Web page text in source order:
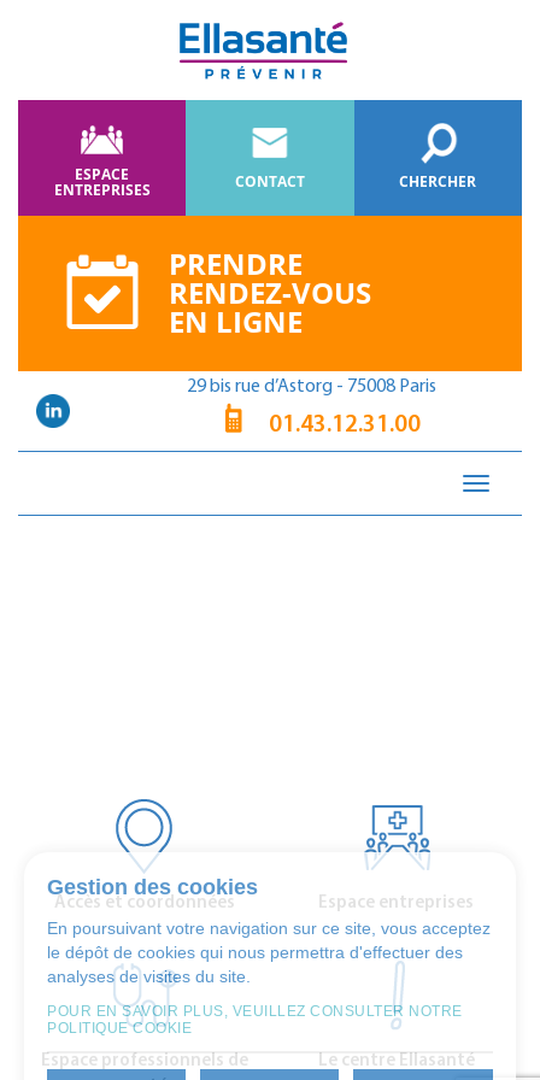
ESPACE
ENTREPRISES CONTACT CHERCHER
PRENDRE
RENDEZ-VOUS
EN LIGNE
29 bis rue d’Astorg - 75008 Paris
01.43.12.31.00
Toggle
Accès et coordonnées Espace entreprises
Espace professionnels de
Le centre Ellasanté
Gestion des cookies
En poursuivant votre navigation sur ce site, vous acceptez
le dépôt de cookies qui nous permettra d'effectuer des
analyses de visites du site.
POUR EN SAVOIR PLUS, VEUILLEZ CONSULTER NOTRE
POLITIQUE COOKIE